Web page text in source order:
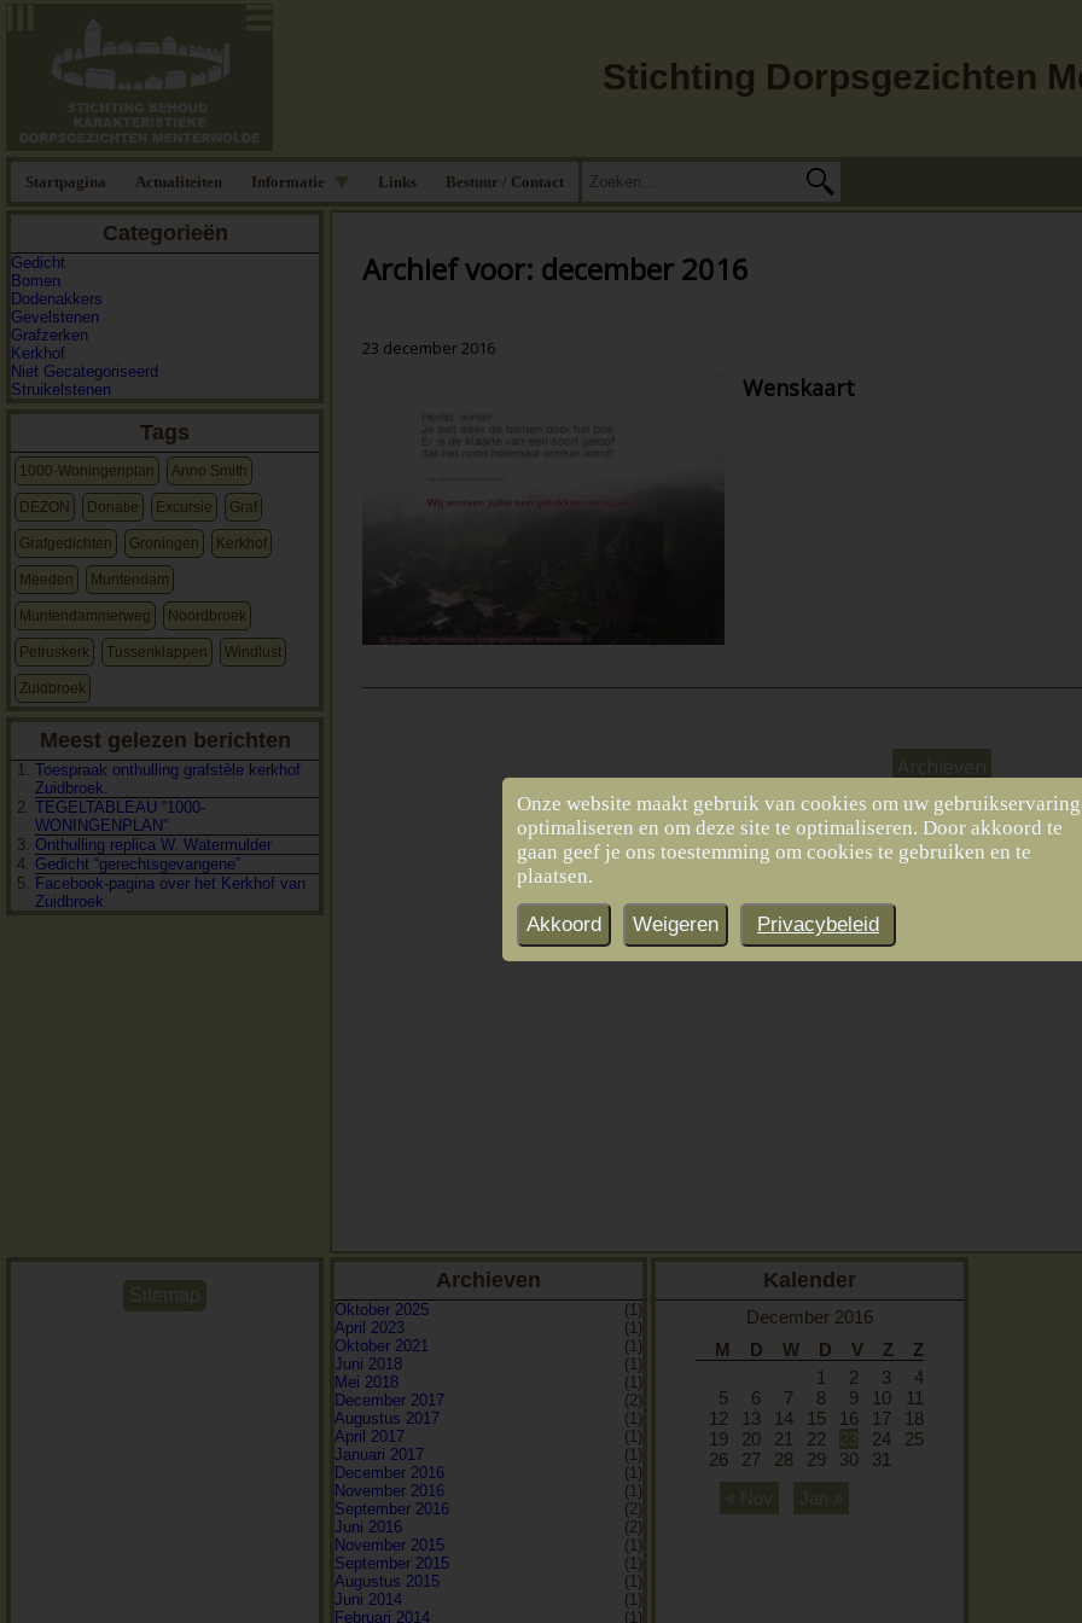
Stichting Dorpsgezichten
Startpagina Actualiteiten Informatie Links Bestuur / Contact
Categorieën
Gedicht
Bomen
Dodenakkers
Gevelstenen
Grafzerken
Kerkhof
Niet Gecategoriseerd
Struikelstenen
Tags
1000-Woningenplan Anno Smith
DEZON Donatie Excursie Graf
Grafgedichten Groningen Kerkhof
Meeden Muntendam
Muntendammerweg Noordbroek
Petruskerk Tussenklappen Windlust
Zuidbroek
Meest gelezen berichten
Toespraak onthulling grafstèle kerkhof
Zuidbroek.
TEGELTABLEAU “1000-
WONINGENPLAN”
Onthulling replica W. Watermulder
Gedicht “gerechtsgevangene”
Facebook-pagina over het Kerkhof van
Zuidbroek
Archief voor: december 2016
23 december 2016
Wenskaart
Archieven
Sitemap
Archieven
Oktober 2025
(1)
April 2023
(1)
Oktober 2021
(1)
Juni 2018
(1)
Mei 2018
(1)
December 2017
(2)
Augustus 2017
(1)
April 2017
(1)
Januari 2017
(1)
December 2016
(1)
November 2016
(1)
September 2016
(2)
Juni 2016
(2)
November 2015
(1)
September 2015
(1)
Augustus 2015
(1)
Juni 2014
(1)
Februari 2014
(1)
Kalender
December 2016
M
D W D V Z
Z
1
2 3
4
5
6 7 8 9 10
11
12
13 14 15 16 17
18
19
20 21 22 23 24
25
26
27 28 29 30
31
« Nov
Jan »
Onze website maakt gebruik van cookies om uw
optimaliseren en om deze site te optimaliseren. Door akkoord te
gaan geef je ons toestemming om cookies te gebruiken en te
plaatsen.
Akkoord Weigeren Privacybeleid